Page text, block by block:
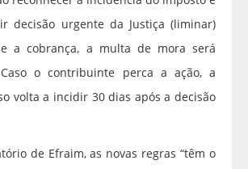
decisão urgente da Justiça (liminar)
a cobrança, a multa de mora será
o contribuinte perca a ação, a
volta a incidir 30 dias após a decisão
de Efraim, as novas regras “têm o